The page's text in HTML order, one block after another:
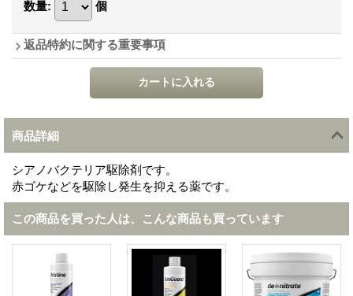
数量: 個
返品特約に関する重要事項
商品詳細
シアノバクテリア駆除剤です。
赤ゴケなどを駆除し発生を抑える薬です。
この商品を買った人は、こんな商品も買っています